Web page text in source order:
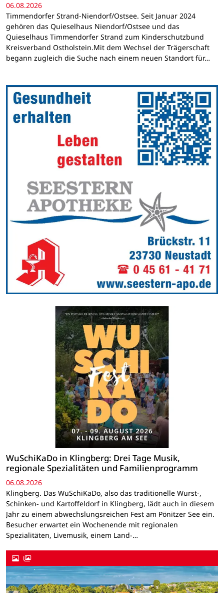
06.08.2026
Timmendorfer Strand-Niendorf/Ostsee. Seit Januar 2024
gehören das Quieselhaus Niendorf/Ostsee und das
Quieselhaus Timmendorfer Strand zum Kinderschutzbund
Kreisverband Ostholstein.Mit dem Wechsel der Trägerschaft
begann zugleich die Suche nach einem neuen Standort für…
WuSchiKaDo in Klingberg: Drei Tage Musik,
regionale Spezialitäten und Familienprogramm
06.08.2026
Klingberg. Das WuSchiKaDo, also das traditionelle Wurst-,
Schinken- und Kartoffeldorf in Klingberg, lädt auch in diesem
Jahr zu einem abwechslungsreichen Fest am Pönitzer See ein.
Besucher erwartet ein Wochenende mit regionalen
Spezialitäten, Livemusik, einem Land-…